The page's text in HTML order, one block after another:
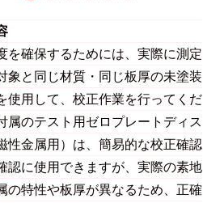
を確保するためには、実際に測定
象と同じ材質・同じ板厚の未塗装
使用して、校正作業を行ってくだ
属のテスト用ゼロプレートディス
性金属用）は、簡易的な校正確認
認に使用できますが、実際の素地
の特性や板厚が異なるため、正確